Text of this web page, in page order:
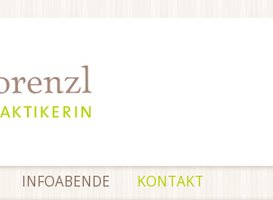
INFOABENDE KONTAKT